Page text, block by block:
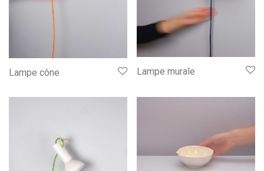
Lampe cône Lampe murale